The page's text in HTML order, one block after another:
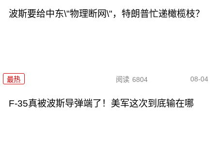
波斯要给中东\"物理断网\"，特朗普忙递橄榄枝？
最热 阅读 6804 08-04
F-35真被波斯导弹端了！美军这次到底输在哪